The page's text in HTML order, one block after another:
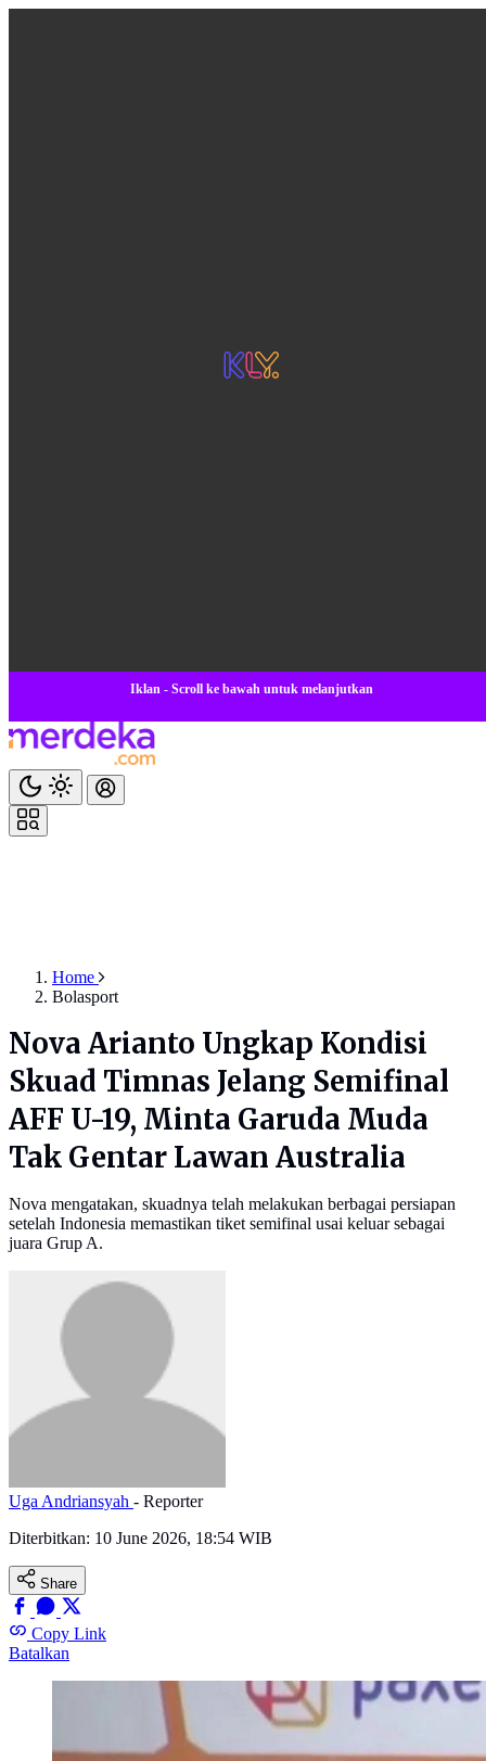
Iklan - Scroll ke bawah untuk melanjutkan
Home
Bolasport
Nova Arianto Ungkap Kondisi
Skuad Timnas Jelang Semifinal
AFF U-19, Minta Garuda Muda
Tak Gentar Lawan Australia
Nova mengatakan, skuadnya telah melakukan berbagai persiapan
setelah Indonesia memastikan tiket semifinal usai keluar sebagai
juara Grup A.
Uga Andriansyah - Reporter
Diterbitkan: 10 June 2026, 18:54 WIB
Share
Copy Link
Batalkan